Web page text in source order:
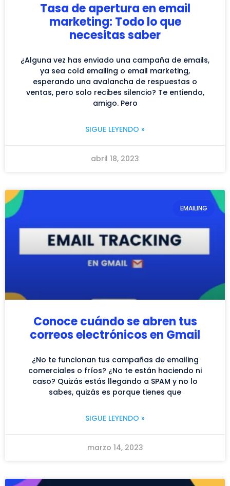
Tasa de apertura en email
marketing: Todo lo que
necesitas saber
¿Alguna vez has enviado una campaña de emails,
ya sea cold emailing o email marketing,
esperando una avalancha de respuestas o
ventas, pero solo recibes silencio? Te entiendo,
amigo. Pero
SIGUE LEYENDO »
abril 18, 2023
EMAILING
Conoce cuándo se abren tus
correos electrónicos en Gmail
¿No te funcionan tus campañas de emailing
comerciales o fríos? ¿No te están haciendo ni
caso? Quizás estás llegando a SPAM y no lo
sabes, quizás es porque tienes que
SIGUE LEYENDO »
marzo 14, 2023